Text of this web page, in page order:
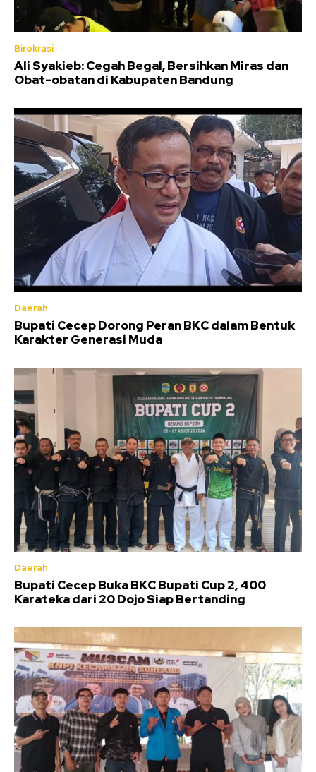
Birokrasi
Ali Syakieb: Cegah Begal, Bersihkan Miras dan
Obat-obatan di Kabupaten Bandung
Daerah
Bupati Cecep Dorong Peran BKC dalam Bentuk
Karakter Generasi Muda
Daerah
Bupati Cecep Buka BKC Bupati Cup 2, 400
Karateka dari 20 Dojo Siap Bertanding